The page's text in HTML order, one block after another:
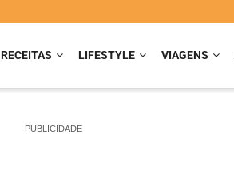
RECEITAS LIFESTYLE VIAGENS
PUBLICIDADE